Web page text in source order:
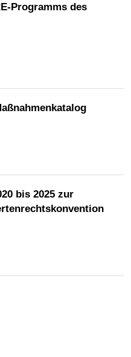
Programms des
bis 2025 zur